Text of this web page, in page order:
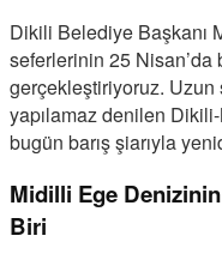
Dikili Belediye Başkanı
seferlerinin 25 Nisan’da
gerçekleştiriyoruz. Uzun
yapılamaz denilen
bugün barış şiarıyla
Midilli Ege
Biri